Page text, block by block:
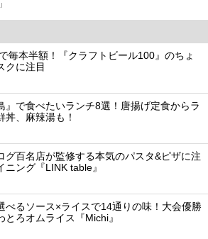
毎本半額！『クラフトビール100』のちょ
クに注目
』で食べたいランチ8選！唐揚げ定食からラ
丼、麻辣湯も！
グ百名店が監修する本気のパスタ&ピザに注
ニング『LINK table』
べるソース×ライスで14通りの味！大会優勝
とろオムライス『Michi』